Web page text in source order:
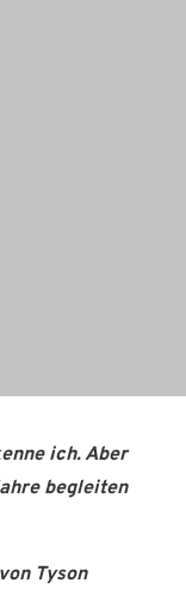
ich. Aber
begleiten
Tyson